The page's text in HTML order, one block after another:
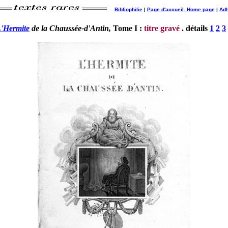
Bibliophilie | Page d'accueil. Home page|
de la Chaussée-d'Antin, Tome I : titre gravé . détails 1 2 3